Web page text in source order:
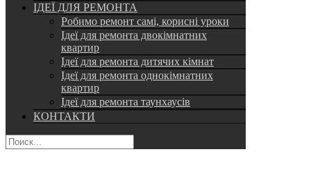
ІДЕЇ ДЛЯ РЕМОНТА
Робимо ремонт самі, корисні уроки
Ідеї для ремонта двокімнатних
квартир
Ідеї для ремонта дитячих кімнат
Ідеї для ремонта однокімнатних
квартир
Ідеї для ремонта таунхаусів
КОНТАКТИ